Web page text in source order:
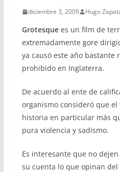
diciembre 3, 2009 Hugo
Grotesquees un film de
extremadamente gore
ya causó este año bastante
prohibido en Inglaterra.
De acuerdo al ente de
organismo consideró que
historia en particular más
pura violencia y sadismo.
Es interesante que no
su cuenta lo que opinan